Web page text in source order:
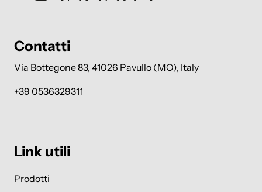
Contatti
Via Bottegone 83, 41026 Pavullo (MO), Italy
+39 0536329311
Link utili
Prodotti